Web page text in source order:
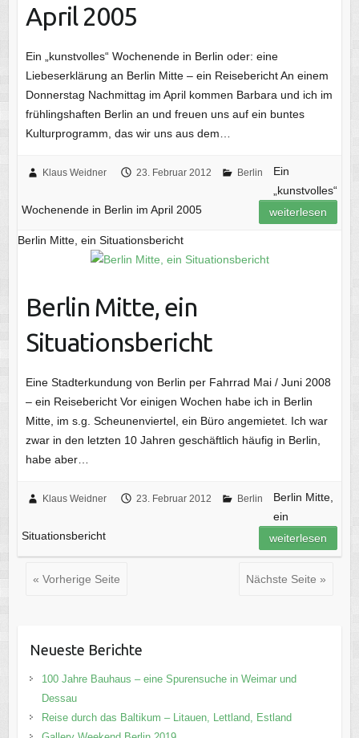
April 2005
Ein „kunstvolles“ Wochenende in Berlin oder: eine
Liebeserklärung an Berlin Mitte – ein Reisebericht An einem
Donnerstag Nachmittag im April kommen Barbara und ich im
frühlingshaften Berlin an und freuen uns auf ein buntes
Kulturprogramm, das wir uns aus dem…
Klaus Weidner 23. Februar 2012 Berlin
Ein
„kunstvolles“
Wochenende in Berlin im April 2005
weiterlesen
Berlin Mitte, ein Situationsbericht
Berlin Mitte, ein
Situationsbericht
Eine Stadterkundung von Berlin per Fahrrad Mai / Juni 2008
– ein Reisebericht Vor einigen Wochen habe ich in Berlin
Mitte, im s.g. Scheunenviertel, ein Büro angemietet. Ich war
zwar in den letzten 10 Jahren geschäftlich häufig in Berlin,
habe aber…
Klaus Weidner 23. Februar 2012 Berlin
Berlin Mitte,
ein
Situationsbericht
weiterlesen
« Vorherige Seite Nächste Seite »
Neueste Berichte
100 Jahre Bauhaus – eine Spurensuche in Weimar und
Dessau
Reise durch das Baltikum – Litauen, Lettland, Estland